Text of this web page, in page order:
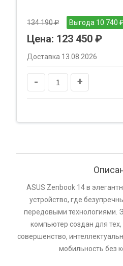
134 190 ₽ Выгода 10 740
Цена: 123 450 ₽
Доставка 13.08.2026
- +
ASUS Zenbook 14 в
устройство, где
передовыми технологиями.
компьютер создан для
совершенство,
мобильность без